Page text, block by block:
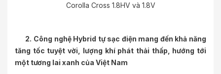
Corolla Cross 1.8HV và 1.8V
2. Công nghệ Hybrid tự sạc điện mang đến khả năng
tăng tốc tuyệt vời, lượng khí phát thải thấp, hướng tới
một tương lai xanh của Việt Nam